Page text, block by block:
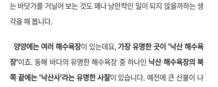
는 바닷가를 거닐어 보는 것도 꽤나 낭만적인 일이 되지 않을까하는 생
각을 해 봅니다.
양양에는 여러 해수욕장이 있는데요, 가장 유명한 곳이 '낙산 해수욕
장'이죠. 동해 바다의 유명한 해수욕장 중 하나인 낙산 해수욕장의 북
쪽 끝에는 '낙산사'라는 유명한 사찰이 있습니다. 예전에 큰 산불이 나